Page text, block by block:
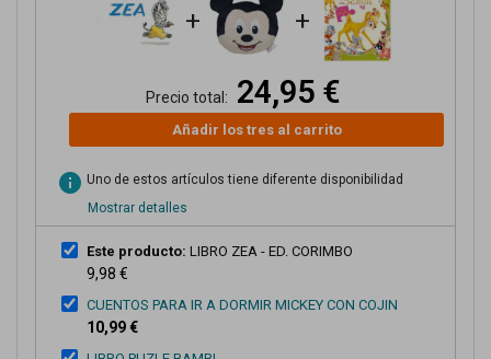
+ +
Precio total: 24,95 €
Añadir los tres al carrito
info Uno de estos artículos tiene diferente disponibilidad
Mostrar detalles
Este producto: LIBRO ZEA - ED. CORIMBO
9,98 €
CUENTOS PARA IR A DORMIR MICKEY CON COJIN
10,99 €